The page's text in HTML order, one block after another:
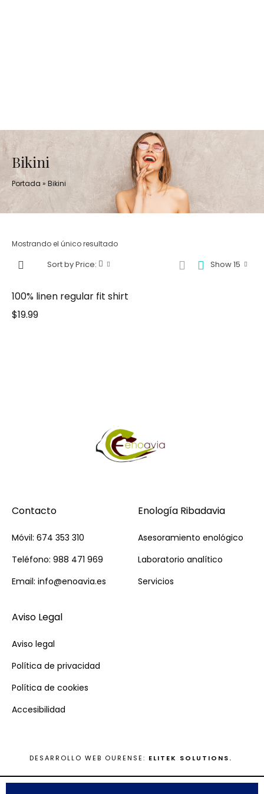
Bikini
Portada » Bikini
Mostrando el único resultado
Show 15
Sort by Price:
100% linen regular fit shirt
$19.99
Contacto
Móvil: 674 353 310
Teléfono: 988 471 969
Email: info@enoavia.es
Enología Ribadavia
Asesoramiento enológico
Laboratorio analítico
Servicios
Aviso Legal
Aviso legal
Política de privacidad
Política de cookies
Accesibilidad
DESARROLLO WEB OURENSE: ELITEK SOLUTIONS.